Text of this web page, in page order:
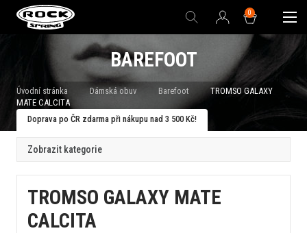
0
BAREFOOT
Úvodní stránka Dámská obuv Barefoot
TROMSO GALAXY
MATE CALCITA
Doprava po ČR zdarma při nákupu nad 3 500 Kč!
TROMSO GALAXY MATE
CALCITA
Zobrazit kategorie